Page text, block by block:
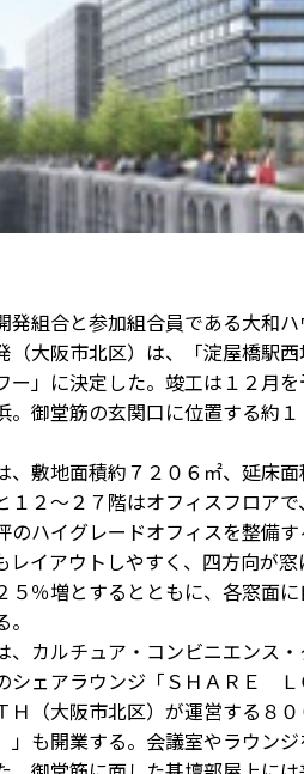
組合と参加組合員である大和
（大阪市北区）は、「淀屋橋駅
」に決定した。竣工は１２月を
御堂筋の玄関口に位置する約
敷地面積約７２０６㎡、延床
２～２７階はオフィスフロア
ハイグレードオフィスを整備
イアウトしやすく、四方向が
５％増とするとともに、各窓面
カルチュア・コンビニエンス
シェアラウンジ「ＳＨＡＲ
Ｈ（大阪市北区）が運営する８
」も開業する。会議室やラウン